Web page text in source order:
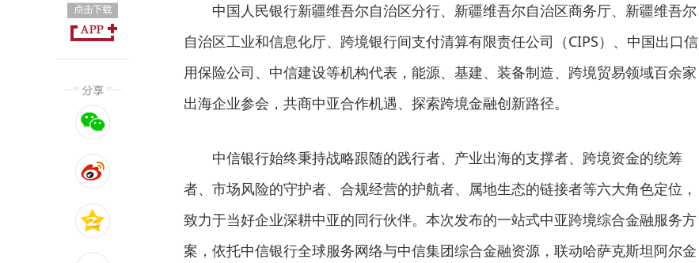
中国人民银行新疆维吾尔自治区分行、新疆维吾尔自治区商务厅、新疆维吾尔
自治区工业和信息化厅、跨境银行间支付清算有限责任公司（CIPS）、中国出口信
用保险公司、中信建设等机构代表，能源、基建、装备制造、跨境贸易领域百余家
出海企业参会，共商中亚合作机遇、探索跨境金融创新路径。
中信银行始终秉持战略跟随的践行者、产业出海的支撑者、跨境资金的统筹
者、市场风险的守护者、合规经营的护航者、属地生态的链接者等六大角色定位，
致力于当好企业深耕中亚的同行伙伴。本次发布的一站式中亚跨境综合金融服务方
案，依托中信银行全球服务网络与中信集团综合金融资源，联动哈萨克斯坦阿尔金